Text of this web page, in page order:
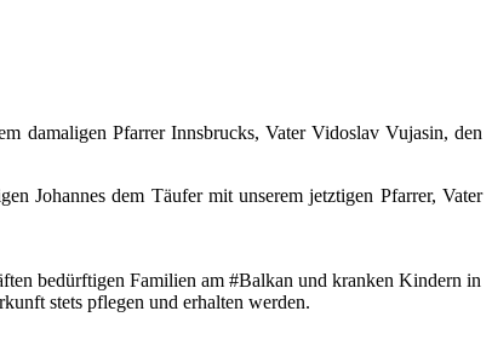
damaligen Pfarrer Innsbrucks, Vater Vidoslav Vujasin, den
Johannes dem Täufer mit unserem jetztigen Pfarrer, Vater
bedürftigen Familien am #Balkan und kranken Kindern in
stets pflegen und erhalten werden.